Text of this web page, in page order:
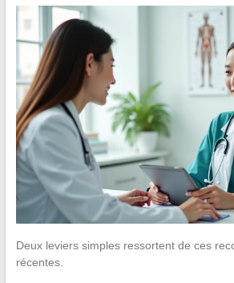
Deux leviers simples ressortent de ces
récentes.